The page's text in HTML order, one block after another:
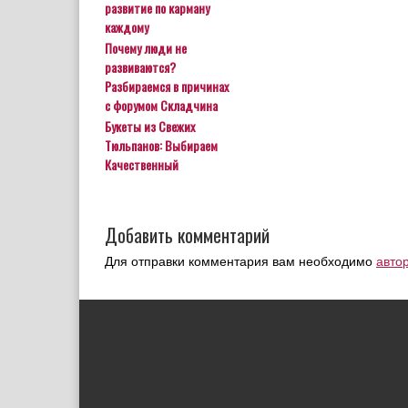
развитие по карману
каждому
Почему люди не
развиваются?
Разбираемся в причинах
с форумом Складчина
Букеты из Свежих
Тюльпанов: Выбираем
Качественный
Добавить комментарий
Для отправки комментария вам необходимо